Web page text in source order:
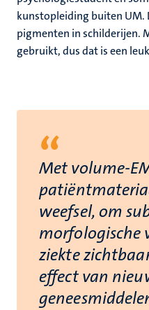
kunstopleiding buiten UM.
pigmenten in schilderijen.
gebruikt, dus dat is een
“
Met volume-
weefsel, om
morfologische
ziekte
effect van